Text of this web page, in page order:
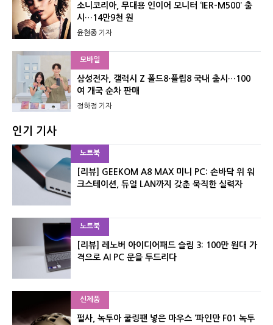
소니코리아, 무대용 인이어 모니터 ‘IER-M500’ 출
시…14만9천 원
윤현종 기자
모바일
삼성전자, 갤럭시 Z 폴드8·플립8 국내 출시…100
여 개국 순차 판매
정하정 기자
인기 기사
노트북
[리뷰] GEEKOM A8 MAX 미니 PC: 손바닥 위 워
크스테이션, 듀얼 LAN까지 갖춘 묵직한 실력자
노트북
[리뷰] 레노버 아이디어패드 슬림 3: 100만 원대 가
격으로 AI PC 문을 두드리다
신제품
펄사, 녹투아 쿨링팬 넣은 마우스 ‘파인만 F01 녹투